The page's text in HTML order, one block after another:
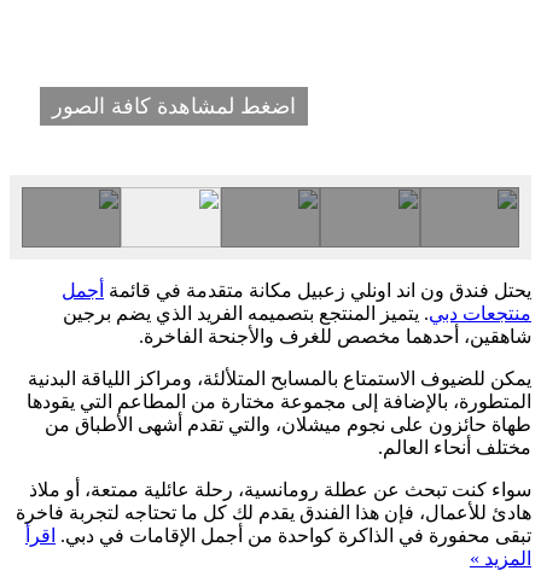
اضغط لمشاهدة كافة الصور
يحتل فندق ون اند اونلي زعبيل مكانة متقدمة في قائمة أجمل
منتجعات دبي. يتميز المنتجع بتصميمه الفريد الذي يضم برجين
شاهقين، أحدهما مخصص للغرف والأجنحة الفاخرة.
يمكن للضيوف الاستمتاع بالمسابح المتلألئة، ومراكز اللياقة البدنية
المتطورة، بالإضافة إلى مجموعة مختارة من المطاعم التي يقودها
طهاة حائزون على نجوم ميشلان، والتي تقدم أشهى الأطباق من
مختلف أنحاء العالم.
سواء كنت تبحث عن عطلة رومانسية، رحلة عائلية ممتعة، أو ملاذ
هادئ للأعمال، فإن هذا الفندق يقدم لك كل ما تحتاجه لتجربة فاخرة
تبقى محفورة في الذاكرة كواحدة من أجمل الإقامات في دبي. اقرأ
المزيد »